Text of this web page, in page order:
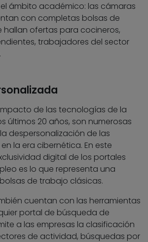
ámbito académico: las cámaras
con completas bolsas de
ofertas para cocineros,
trabajadores del sector
de las tecnologías de la
últimos 20 años, son numerosas
despersonalización de las
la era cibernética. En este
digital de los portales
es lo que representa una
de trabajo clásicas.
cuentan con las herramientas
portal de búsqueda de
a las empresas la clasificación
de actividad, búsquedas por